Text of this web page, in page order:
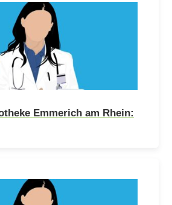
Emmerich am Rhein: